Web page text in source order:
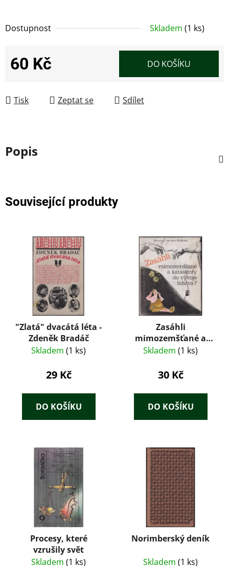
Dostupnost Skladem (1 ks)
60 Kč DO KOŠÍKU
Tisk Zeptat se Sdílet
Popis
Související produkty
"Zlatá" dvacátá léta -
Zdeněk Bradáč
Skladem (1 ks)
29 Kč
DO KOŠÍKU
Zasáhli
mimozemšťané a
katastrofy do vývoje
Skladem (1 ks)
30 Kč
DO KOŠÍKU
Procesy, které
vzrušily svět
Skladem (1 ks)
Norimberský deník
Skladem (1 ks)